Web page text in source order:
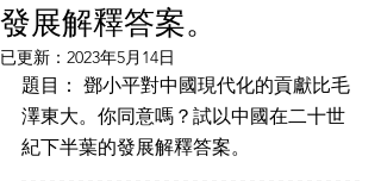
發展解釋答案。
已更新： 2023年5月14日
題目： 鄧小平對中國現代化的貢獻比毛
澤東大。你同意嗎？試以中國在二十世
紀下半葉的發展解釋答案。